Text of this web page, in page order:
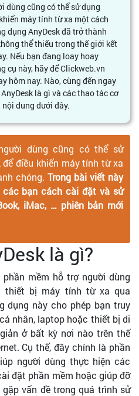
dùng cũng có thể sử dụng
máy tính từ xa một cách
dụng AnyDesk đã trở thành
thể thiếu trong thế giới kết
Nếu bạn đang loay hoay
cụ này, hãy để Clickweb.vn
hôm nay. Nào, cùng đến ngay
là gì và các thao tác cơ
dung dưới đây.
dùng cũng có thể sử
để điều khiển máy tính từ xa
chóng. Trong bài viết này
các bạn cách cài đặt và sử
iMac, … phiên bản mới
là gì?
mềm hỗ trợ người dùng
thiết bị máy tính từ xa qua
dụng này cho phép bạn truy
nhân, laptop hoặc thiết bị di
ở bất kỳ nơi nào trên thế
Cụ thể, đây chính là phần
người dùng thực hiện các
đặt phần mềm hoặc giúp đỡ
vấn đề trong quá trình sử